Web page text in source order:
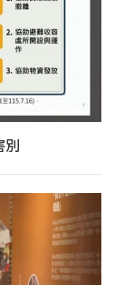
別